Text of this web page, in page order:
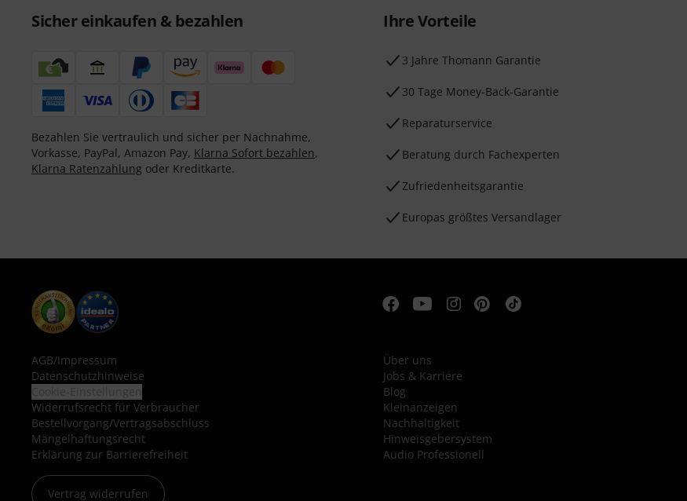
Sicher einkaufen & bezahlen
Bezahlen Sie vertraulich und sicher per Nachnahme,
Vorkasse, PayPal, Amazon Pay, Klarna Sofort bezahlen,
Klarna Ratenzahlung oder Kreditkarte.
Ihre Vorteile
3 Jahre Thomann Garantie
30 Tage Money-Back-Garantie
Reparaturservice
Beratung durch Fachexperten
Zufriedenheitsgarantie
Europas größtes Versandlager
AGB/Impressum
Datenschutzhinweise
Widerrufsrecht für Verbraucher
Bestellvorgang/Vertragsabschluss
Mängelhaftungsrecht
Erklärung zur Barrierefreiheit
Vertrag widerrufen
Über uns
Jobs & Karriere
Blog
Kleinanzeigen
Nachhaltigkeit
Hinweisgebersystem
Audio Professionell